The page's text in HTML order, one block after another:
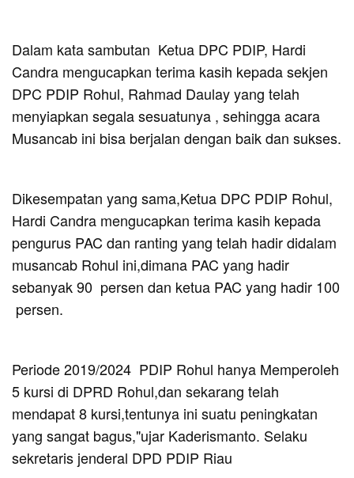
Dalam kata sambutan Ketua DPC PDIP, Hardi
Candra mengucapkan terima kasih kepada sekjen
DPC PDIP Rohul, Rahmad Daulay yang telah
menyiapkan segala sesuatunya , sehingga acara
Musancab ini bisa berjalan dengan baik dan sukses.
Dikesempatan yang sama,Ketua DPC PDIP Rohul,
Hardi Candra mengucapkan terima kasih kepada
pengurus PAC dan ranting yang telah hadir didalam
musancab Rohul ini,dimana PAC yang hadir
sebanyak 90 persen dan ketua PAC yang hadir 100
persen.
Periode 2019/2024 PDIP Rohul hanya Memperoleh
5 kursi di DPRD Rohul,dan sekarang telah
mendapat 8 kursi,tentunya ini suatu peningkatan
yang sangat bagus,"ujar Kaderismanto. Selaku
sekretaris jenderal DPD PDIP Riau